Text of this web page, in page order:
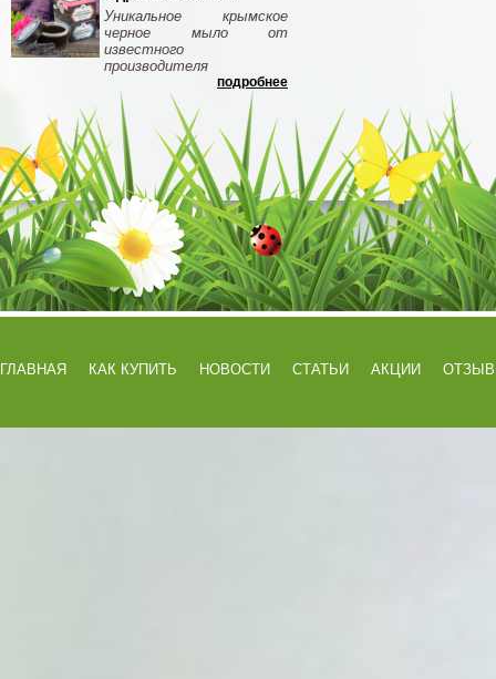
Уникальное крымское
черное мыло от
известного
производителя
подробнее
ГЛАВНАЯ КАК КУПИТЬ НОВОСТИ СТАТЬИ АКЦИИ